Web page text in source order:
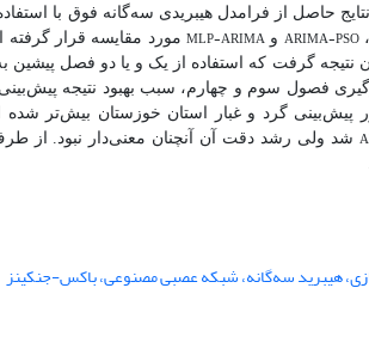
حاصل از فرامدل هیبریدی سه‌گانه فوق با
ARIMA-PSO و MLP-ARIMAمورد مقایسه قرار
نتیجه‌ گرفت که استفاده از یک و یا دو فصل
فصول سوم و چهارم، سبب بهبود نتیجه
پیش‌بینی گرد و غبار استان خوزستان بیش‌تر
شد ولی رشد دقت آن آنچنان معنی‌دار نبود. از
هیبرید‌ سه‌گانه، شبکه عصبی مصنوعی، باکس-جنکینز